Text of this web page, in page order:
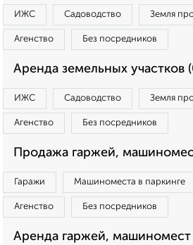
ИЖС Садоводство Земля
Агенство Без посредников
Аренда земельных участков
ИЖС Садоводство Земля
Агенство Без посредников
Продажа гаржей,
Гаражи Машиноместа в паркинге
Агенство Без посредников
Аренда гаржей, машиномест